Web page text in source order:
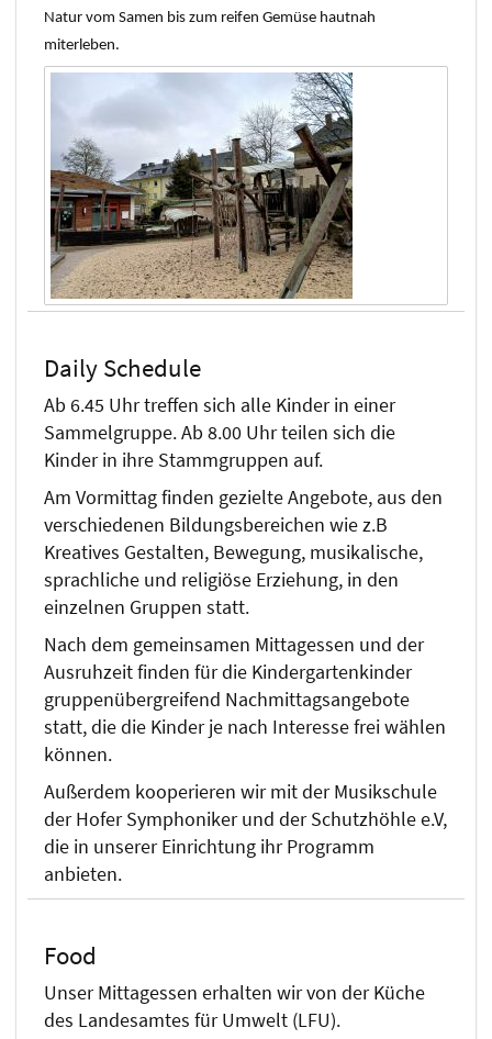
Natur vom Samen bis zum reifen Gemüse hautnah
miterleben.
Daily Schedule
Ab 6.45 Uhr treffen sich alle Kinder in einer
Sammelgruppe. Ab 8.00 Uhr teilen sich die
Kinder in ihre Stammgruppen auf.
Am Vormittag finden gezielte Angebote, aus den
verschiedenen Bildungsbereichen wie z.B
Kreatives Gestalten, Bewegung, musikalische,
sprachliche und religiöse Erziehung, in den
einzelnen Gruppen statt.
Nach dem gemeinsamen Mittagessen und der
Ausruhzeit finden für die Kindergartenkinder
gruppenübergreifend Nachmittagsangebote
statt, die die Kinder je nach Interesse frei wählen
können.
Außerdem kooperieren wir mit der Musikschule
der Hofer Symphoniker und der Schutzhöhle e.V,
die in unserer Einrichtung ihr Programm
anbieten.
Food
Unser Mittagessen erhalten wir von der Küche
des Landesamtes für Umwelt (LFU).